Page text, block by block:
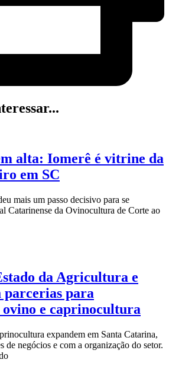
alta: Iomerê é vitrine da
em SC
mais um passo decisivo para se
Catarinense da Ovinocultura de Corte ao
da Agricultura e
para
e caprinocultura
expandem em Santa Catarina,
de negócios e com a organização do setor.